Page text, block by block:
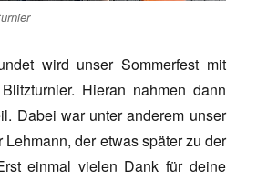
wird unser Sommerfest mit
Hieran nahmen dann
Dabei war unter anderem unser
der etwas später zu der
einmal vielen Dank für deine